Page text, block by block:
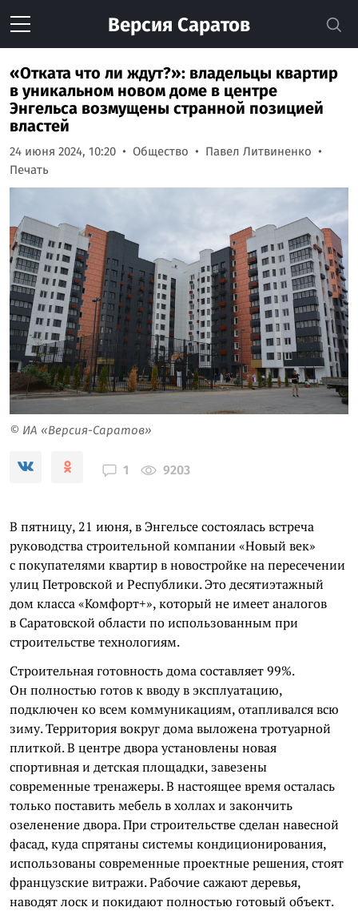
Версия Саратов
«Отката что ли ждут?»: владельцы квартир
в уникальном новом доме в центре
Энгельса возмущены странной позицией
властей
24 июня 2024, 10:20 Общество
Павел Литвиненко
Печать
© ИА «Версия-Саратов»
1 9203
В пятницу, 21 июня, в Энгельсе состоялась встреча
руководства строительной компании «Новый век»
с покупателями квартир в новостройке на пересечении
улиц Петровской и Республики. Это десятиэтажный
дом класса «Комфорт+», который не имеет аналогов
в Саратовской области по использованным при
строительстве технологиям.
Строительная готовность дома составляет 99%.
Он полностью готов к вводу в эксплуатацию,
подключен ко всем коммуникациям, отапливался всю
зиму. Территория вокруг дома выложена тротуарной
плиткой. В центре двора установлены новая
спортивная и детская площадки, завезены
современные тренажеры. В настоящее время осталась
только поставить мебель в холлах и закончить
озеленение двора. При строительстве сделан навесной
фасад, куда спрятаны системы кондиционирования,
использованы современные проектные решения, стоят
французские витражи. Рабочие сажают деревья,
наводят лоск и покидают полностью готовый объект.